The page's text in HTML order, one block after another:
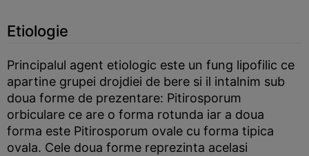
Etiologie
Principalul agent etiologic este un fung lipofilic ce
apartine grupei drojdiei de bere si il intalnim sub
doua forme de prezentare: Pitirosporum
orbiculare ce are o forma rotunda iar a doua
forma este Pitirosporum ovale cu forma tipica
ovala. Cele doua forme reprezinta acelasi